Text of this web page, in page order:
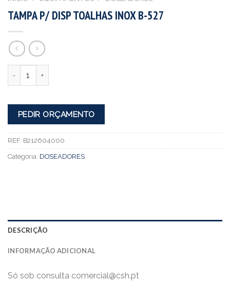
TAMPA P/ DISP TOALHAS INOX B-527
PEDIR ORÇAMENTO
REF: B212604000
Categoria: DOSEADORES
DESCRIÇÃO
INFORMAÇÃO ADICIONAL
Só sob consulta comercial@csh.pt